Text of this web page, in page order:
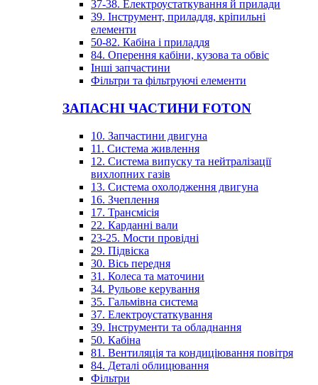
37-38. Електроустаткування й прилади
39. Інструмент, приладдя, кріпильні
елементи
50-82. Кабіна і приладдя
84. Оперення кабіни, кузова та обвіс
Інші запчастини
Фільтри та фільтруючі елементи
ЗАПАСНІ ЧАСТИНИ FOTON
10. Запчастини двигуна
11. Система живлення
12. Система випуску та нейтралізації
вихлопних газів
13. Система охолодження двигуна
16. Зчеплення
17. Трансмісія
22. Карданні вали
23-25. Мости провідні
29. Підвіска
30. Вісь передня
31. Колеса та маточини
34. Рульове керування
35. Гальмівна система
37. Електроустаткування
39. Інструменти та обладнання
50. Кабіна
81. Вентиляція та кондиціювання повітря
84. Деталі облицювання
Фільтри